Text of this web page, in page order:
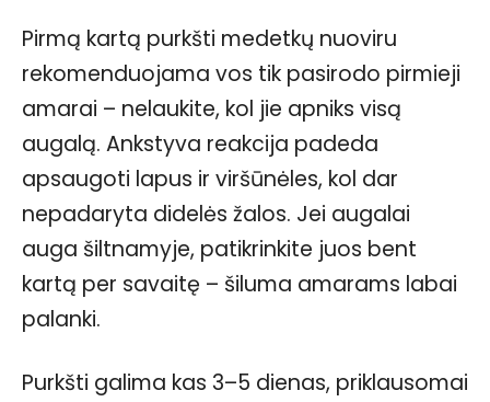
Pirmą kartą purkšti medetkų nuoviru
rekomenduojama vos tik pasirodo pirmieji
amarai – nelaukite, kol jie apniks visą
augalą. Ankstyva reakcija padeda
apsaugoti lapus ir viršūnėles, kol dar
nepadaryta didelės žalos. Jei augalai
auga šiltnamyje, patikrinkite juos bent
kartą per savaitę – šiluma amarams labai
palanki.
Purkšti galima kas 3–5 dienas, priklausomai